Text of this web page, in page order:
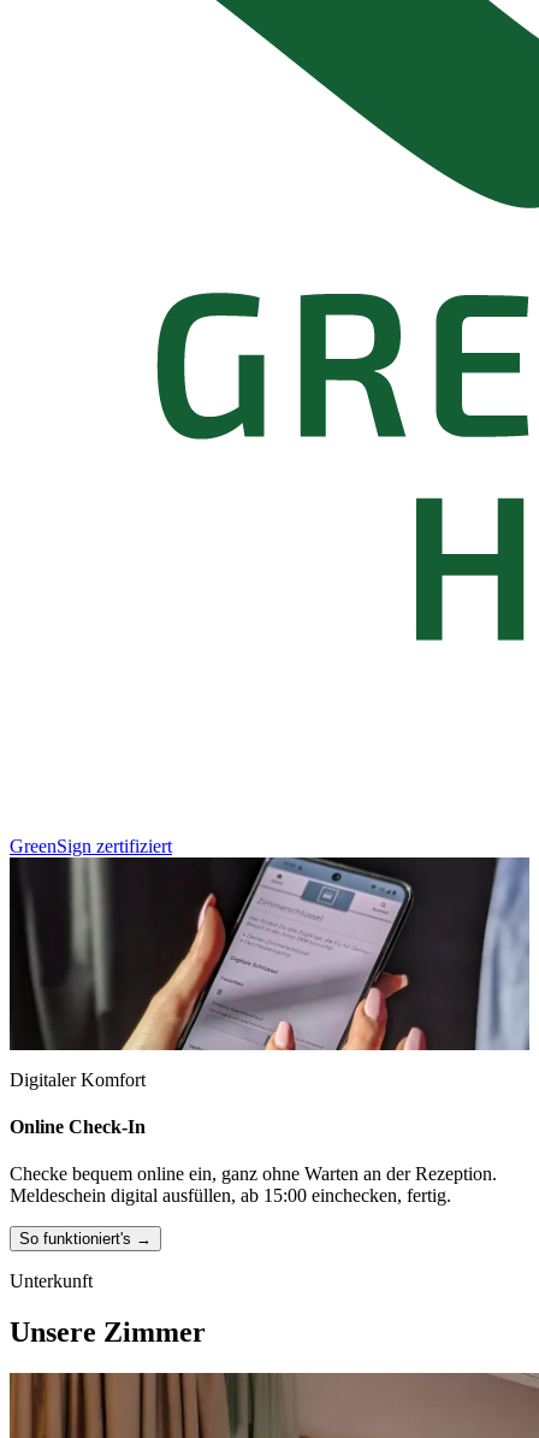
GreenSign zertifiziert
Digitaler Komfort
Online Check-In
Checke bequem online ein, ganz ohne Warten an der Rezeption.
Meldeschein digital ausfüllen, ab 15:00 einchecken, fertig.
So funktioniert's →
Unterkunft
Unsere Zimmer